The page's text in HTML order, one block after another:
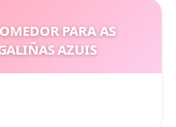
PARA AS
AZUIS